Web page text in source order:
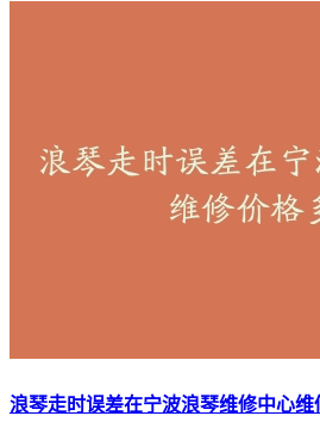
浪琴走时误差在宁波浪琴维修中心维